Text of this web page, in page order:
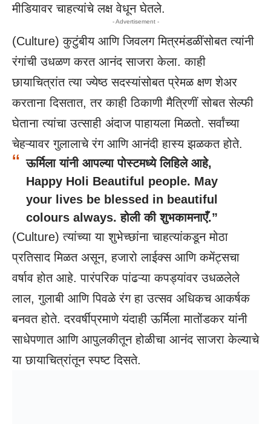
मीडियावर चाहत्यांचे लक्ष वेधून घेतले.
- Advertisement -
(Culture) कुटुंबीय आणि जिवलग मित्रमंडळींसोबत त्यांनी
रंगांची उधळण करत आनंद साजरा केला. काही
छायाचित्रांत त्या ज्येष्ठ सदस्यांसोबत प्रेमळ क्षण शेअर
करताना दिसतात, तर काही ठिकाणी मैत्रिणीं सोबत सेल्फी
घेताना त्यांचा उत्साही अंदाज पाहायला मिळतो. सर्वांच्या
चेहऱ्यावर गुलालाचे रंग आणि आनंदी हास्य झळकत होते.
ऊर्मिला यांनी आपल्या पोस्टमध्ये लिहिले आहे,
Happy Holi Beautiful people. May
your lives be blessed in beautiful
colours always. होली की शुभकामनाएँ.”
(Culture) त्यांच्या या शुभेच्छांना चाहत्यांकडून मोठा
प्रतिसाद मिळत असून, हजारो लाईक्स आणि कमेंट्सचा
वर्षाव होत आहे. पारंपरिक पांढऱ्या कपड्यांवर उधळलेले
लाल, गुलाबी आणि पिवळे रंग हा उत्सव अधिकच आकर्षक
बनवत होते. दरवर्षीप्रमाणे यंदाही ऊर्मिला मातोंडकर यांनी
साधेपणात आणि आपुलकीतून होळीचा आनंद साजरा केल्याचे
या छायाचित्रांतून स्पष्ट दिसते.